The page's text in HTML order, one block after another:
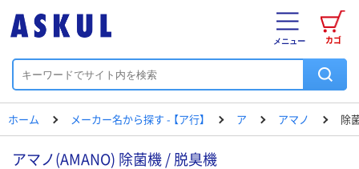
カゴ
メニュー
ホーム メーカー名から探す - 【ア行】 ア アマノ 除
アマノ(AMANO) 除菌機 / 脱臭機